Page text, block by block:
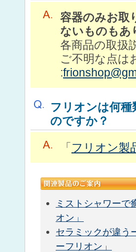
容器のみお取
ないものもあ
各商品の取扱
ご不明な点は
:
フリオンは何
のですか？
「フリオン製
ミストシャワーで
オン」
セラミックが違う
ーフリオン」